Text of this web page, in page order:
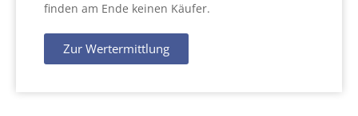
finden am Ende keinen Käufer.
Zur Wertermittlung